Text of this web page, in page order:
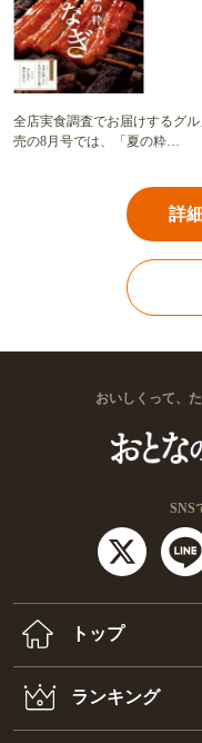
全店実食調査でお届けするグ
売の8月号では、「夏の粋…
詳
おいしくって、
SNS
トップ
ランキング